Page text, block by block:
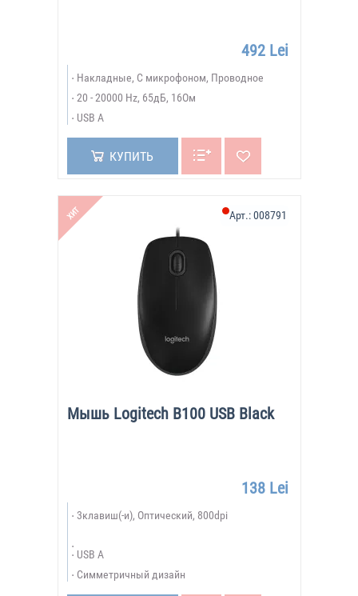
492 Lei
Накладные, С микрофоном, Проводное
20 - 20000 Hz, 65дБ, 16Ом
USB A
КУПИТЬ
ХИТ
Мышь Logitech B100 USB Black
Арт.:008791
138 Lei
3клавиш(-и), Оптический, 800dpi
USB A
Симметричный дизайн